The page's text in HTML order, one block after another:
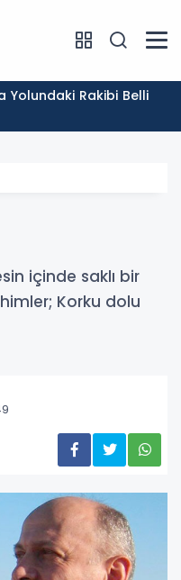
içinde saklı bir
Korku dolu